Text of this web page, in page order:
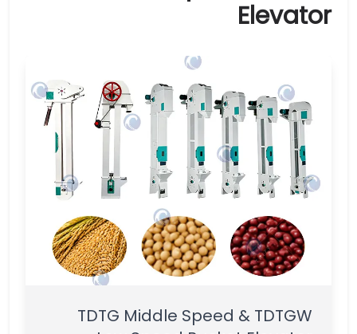
Elevator
TDTG Middle Speed & TDTGW